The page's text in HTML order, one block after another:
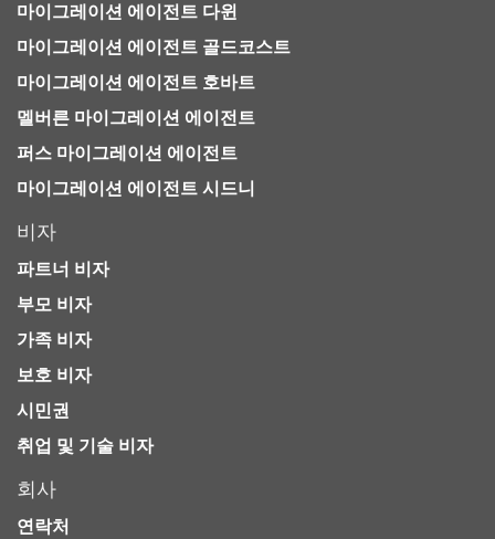
마이그레이션 에이전트 다윈
마이그레이션 에이전트 골드코스트
마이그레이션 에이전트 호바트
멜버른 마이그레이션 에이전트
퍼스 마이그레이션 에이전트
마이그레이션 에이전트 시드니
회사
연락처
비자
파트너 비자
부모 비자
가족 비자
보호 비자
시민권
취업 및 기술 비자